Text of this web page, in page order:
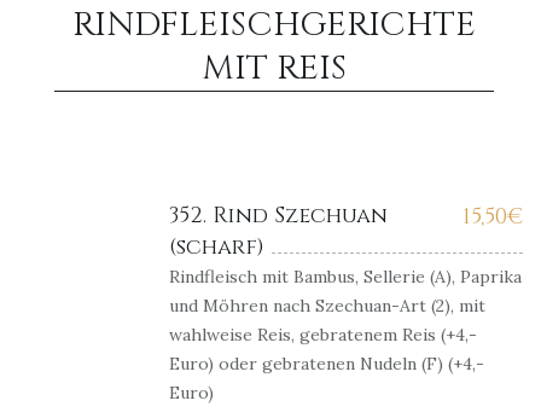
RINDFLEISCHGERICHTE
MIT REIS
15,50€
352. Rind Szechuan
(scharf)
Rindfleisch mit Bambus, Sellerie (A), Paprika
und Möhren nach Szechuan-Art (2), mit
wahlweise Reis, gebratenem Reis (+4,-
Euro) oder gebratenen Nudeln (F) (+4,-
Euro)